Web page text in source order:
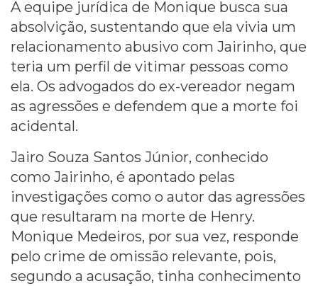
A equipe jurídica de Monique busca sua
absolvição, sustentando que ela vivia um
relacionamento abusivo com Jairinho, que
teria um perfil de vitimar pessoas como
ela. Os advogados do ex-vereador negam
as agressões e defendem que a morte foi
acidental.
Jairo Souza Santos Júnior, conhecido
como Jairinho, é apontado pelas
investigações como o autor das agressões
que resultaram na morte de Henry.
Monique Medeiros, por sua vez, responde
pelo crime de omissão relevante, pois,
segundo a acusação, tinha conhecimento